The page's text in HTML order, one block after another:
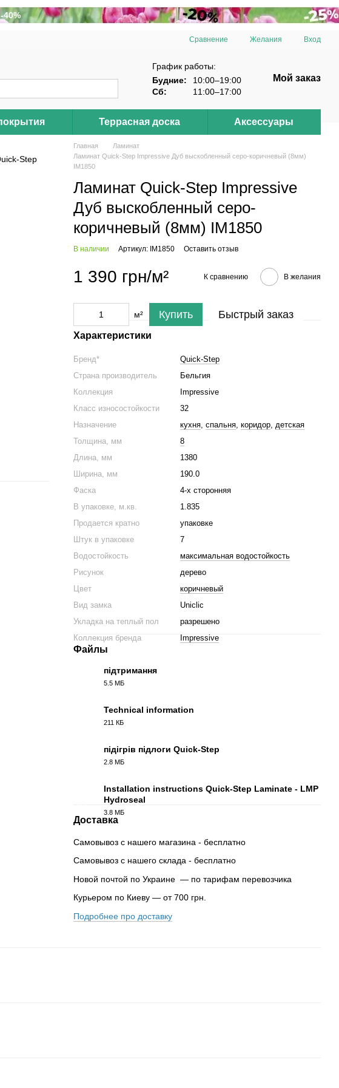
Сравнение Желания Вход
График работы:
Будние:
10:00–19:00
Сб:
11:00–17:00
Мой заказ
Террасная доска Аксессуары
Главная
Ламинат
Ламинат Quick-Step Impressive Дуб выскобленный серо-коричневый (8мм)
IM1850
Ламинат Quick-Step Impressive
Дуб выскобленный серо-
коричневый (8мм) IM1850
В наличии Артикул: IM1850 Оставить отзыв
1 390 грн/м² К сравнению В желания
м² Купить Быстрый заказ
Характеристики
Бренд*
Quick-Step
Страна производитель
Бельгия
Коллекция
Impressive​​​​​​​
Класс износостойкости
32
Назначение
кухня, спальня, коридор, детская
Толщина, мм
8
Длина, мм
1380
Ширина, мм
190.0
Фаска
4-х сторонняя
В упаковке, м.кв.
1.835
Продается кратно
упаковке
Штук в упаковке
7
Водостойкость
максимальная водостойкость
Рисунок
дерево
Цвет
коричневый
Вид замка
Uniclic
Укладка на теплый пол
разрешено
Коллекция бренда
Impressive
Файлы
підтримання
5.5 МБ
Technical information
211 КБ
підігрів підлоги Quick-Step
2.8 МБ
Installation instructions Quick-Step Laminate - LMP
Hydroseal
3.8 МБ
Доставка
Самовывоз с нашего магазина - бесплатно
Самовывоз с нашего склада - бесплатно
Новой почтой по Украине — по тарифам перевозчика
Курьером по Киеву — от 700 грн.
Подробнее про доставку